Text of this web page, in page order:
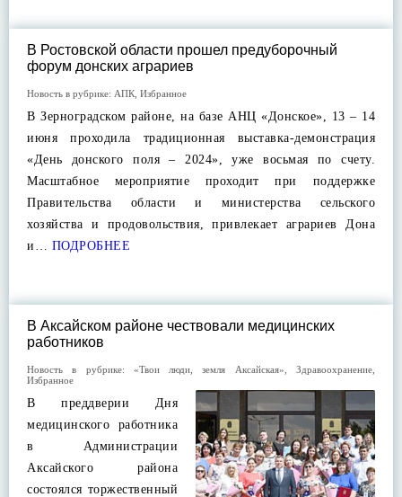
В Ростовской области прошел предуборочный
форум донских аграриев
Новость в рубрике: АПК Избранное
В Зерноградском районе, на базе АНЦ «Донское», 13 – 14
июня проходила традиционная выставка-демонстрация
«День донского поля – 2024», уже восьмая по счету.
Масштабное мероприятие проходит при поддержке
Правительства области и министерства сельского
хозяйства и продовольствия, привлекает аграриев Дона
и… ПОДРОБНЕЕ
В Аксайском районе чествовали медицинских
работников
Новость в рубрике: «Твои люди, земля Аксайская» ,Здравоохранение
Избранное
В преддверии Дня
медицинского работника
в Администрации
Аксайского района
состоялся торжественный